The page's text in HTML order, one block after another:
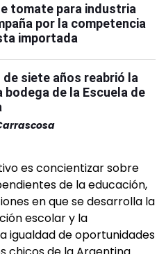
tomate para industria
por la competencia
importada
de siete años reabrió la
bodega de la Escuela de
es concientizar sobre
de la educación,
en que se desarrolla la
escolar y la
igualdad de oportunidades